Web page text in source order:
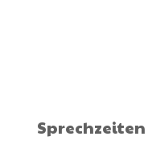
Sprechzeiten